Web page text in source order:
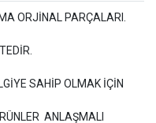
ORJİNAL PARÇALARI.
SAHİP OLMAK İÇİN
ANLAŞMALI